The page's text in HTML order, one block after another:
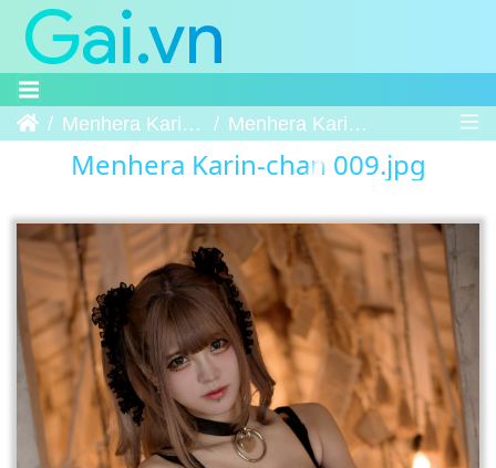
Trang chủMenhera Karin-chan Menhera Karin-chan 009
Menhera Karin-chan 009.jpg